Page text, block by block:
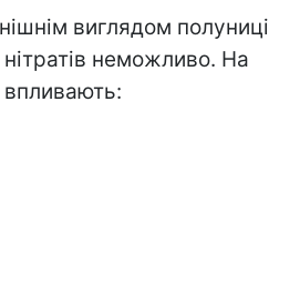
виглядом полуниці
неможливо. На
впливають: